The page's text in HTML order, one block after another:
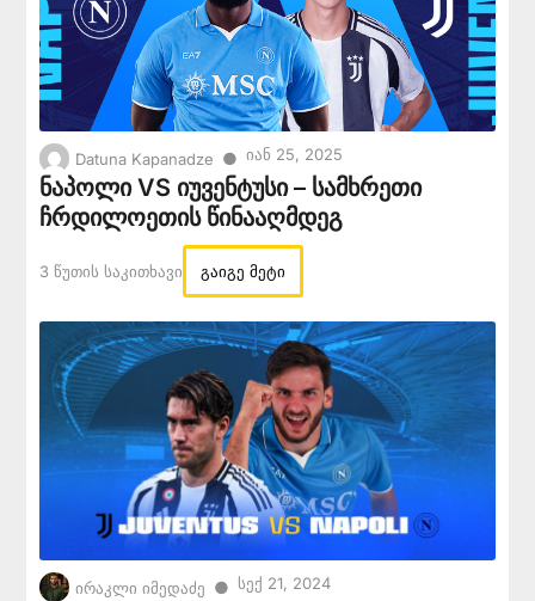
Datuna Kapanadze ● Იან 25, 2025
ნაპოლი VS იუვენტუსი – სამხრეთი
ჩრდილოეთის წინააღმდეგ
3 Წუთის Საკითხავი გაიგე მეტი
ირაკლი იმედაძე ● Სექ 21, 2024